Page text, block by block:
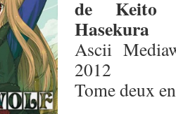
de Keito
Hasekura
Ascii
2012
Tome deux